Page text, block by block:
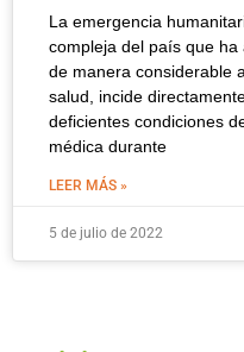
La emergencia
compleja del país que ha
de manera considerable
salud, incide
deficientes condiciones
médica durante
LEER MÁS »
5 de julio de 2022